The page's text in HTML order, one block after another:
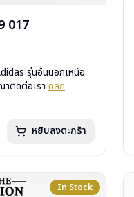
017
รุ่นอื่นนอกเหนือ
าติดต่อเรา คลิก
หยิบลงตะกร้า
In Stock